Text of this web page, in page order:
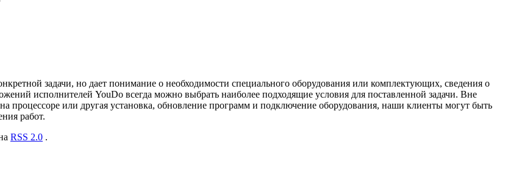
задачи, но дает понимание о необходимости специального оборудования или комплектующих, сведения о
исполнителей YouDo всегда можно выбрать наиболее подходящие условия для поставленной задачи. Вне
процессоре или другая установка, обновление программ и подключение оборудования, наши клиенты могут быть
работ.
RSS 2.0 .